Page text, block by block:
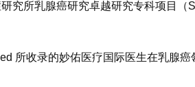
究所乳腺癌研究卓越研究专科项目
所收录的妙佑医疗国际医生在乳腺癌